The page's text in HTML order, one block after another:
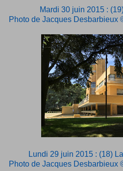
Mardi 30 juin 2015 :
Photo de Jacques Desbarbieux
Lundi 29 juin 2015 : (18)
Photo de Jacques Desbarbieux